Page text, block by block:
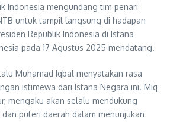
Indonesia mengundang tim penari
untuk tampil langsung di hadapan
Republik Indonesia di Istana
pada 17 Agustus 2025 mendatang.
Muhamad Iqbal menyatakan rasa
istimewa dari Istana Negara ini. Miq
mengaku akan selalu mendukung
puteri daerah dalam menunjukan